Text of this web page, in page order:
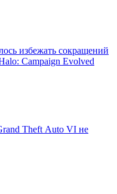
избежать сокращений
Campaign Evolved
Theft Auto VI не